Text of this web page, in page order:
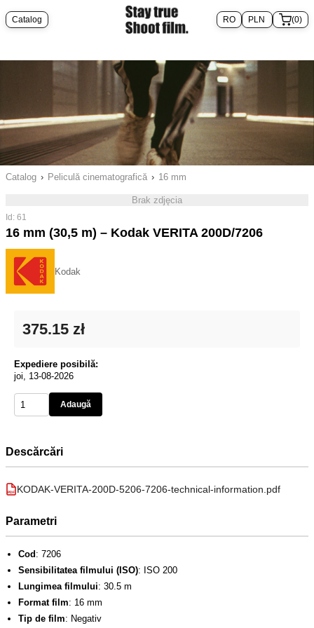
Catalog (0)
Catalog › Peliculă cinematografică › 16 mm
Brak zdjęcia
Id: 61
16 mm (30,5 m) – Kodak VERITA 200D/7206
Kodak
375.15 zł
Expediere posibilă:
joi, 13-08-2026
Adaugă
Descărcări
PDF KODAK-VERITA-200D-5206-7206-technical-information.pdf
Parametri
Cod : 7206
Sensibilitatea filmului (ISO): ISO 200
Lungimea filmului: 30.5 m
Format film: 16 mm
Tip de film: Negativ